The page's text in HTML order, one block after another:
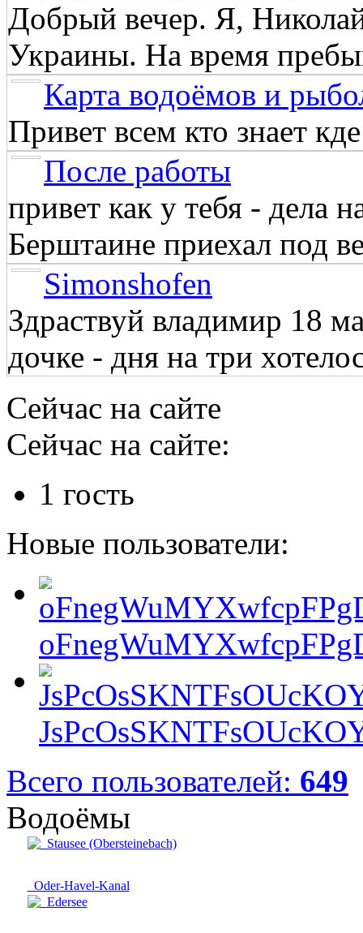
Добрый вечер. Я,
Украины. На время
Карта водоёмов и
Привет всем кто знает
После работы
привет как у тебя - дела
Берштаине приехал под
Simonshofen
Здраствуй владимир 18
дочке - дня на три
Сейчас на сайте
Сейчас на сайте:
1 гость
Новые пользователи:
Всего пользователей: 649
Водоёмы
Stausee (Obersteinebach)
Oder-Havel-Kanal
Edersee